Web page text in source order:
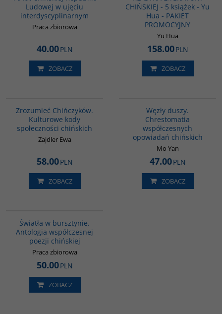
Ludowej w ujęciu
interdyscyplinarnym
Praca zbiorowa
40.00PLN
ZOBACZ
CHIŃSKIEJ - 5 książek - Yu
Hua - PAKIET
PROMOCYJNY
Yu Hua
158.00PLN
ZOBACZ
Zrozumieć Chińczyków.
Kulturowe kody
społeczności chińskich
Zajdler Ewa
58.00PLN
ZOBACZ
Węzły duszy.
Chrestomatia
współczesnych
opowiadań chińskich
Mo Yan
47.00PLN
ZOBACZ
Światła w bursztynie.
Antologia współczesnej
poezji chińskiej
Praca zbiorowa
50.00PLN
ZOBACZ